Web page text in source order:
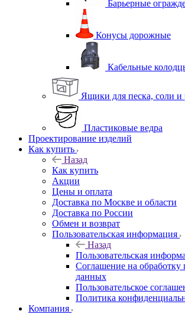
Барьерные
Конусы дорожные
Кабельные
Ящики для песка, соли и
Пластиковые ведра
Проектирование изделий
Как купить
Назад
Как купить
Акции
Цены и оплата
Доставка по Москве и области
Доставка по России
Обмен и возврат
Пользовательская информация
Назад
Пользовательская
Соглашение на обработку
данных
Пользовательское
Политика
Компания